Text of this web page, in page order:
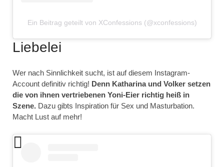
Ein Beitrag geteilt von XConfessions (@xconfessions)
Liebelei
Wer nach Sinnlichkeit sucht, ist auf diesem Instagram-
Account definitiv richtig! Denn Katharina und Volker setzen
die von ihnen vertriebenen Yoni-Eier richtig heiß in
Szene. Dazu gibts Inspiration für Sex und Masturbation.
Macht Lust auf mehr!